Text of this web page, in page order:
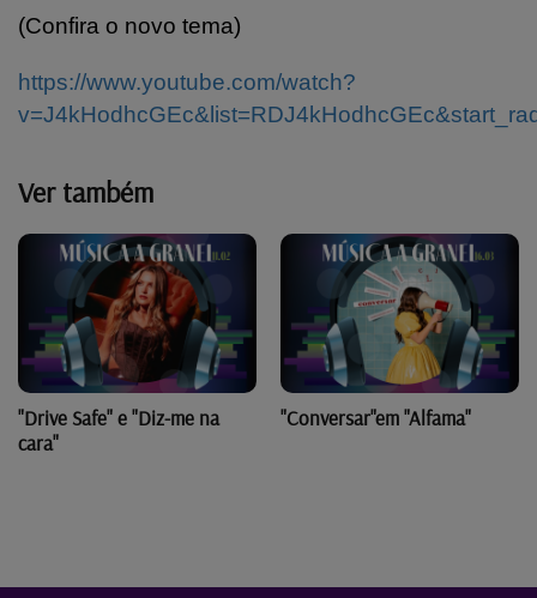
(Confira o novo tema)
https://www.youtube.com/watch?
Ver também
"Drive Safe" e "Diz-me na
cara"
"Conversar"em "Alfama"